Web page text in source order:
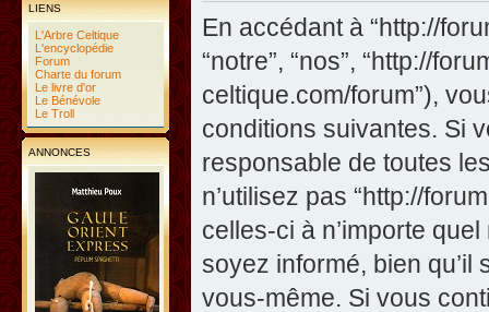
LIENS
L'Arbre Celtique
L'encyclopédie
Forum
Charte du forum
Le livre d'or
Le Bénévole
Le Troll
ANNONCES
En accédant à “http://
“notre”, “nos”, “http://
celtique.com/forum”),
conditions suivantes. Si
responsable de toutes
n’utilisez pas “http://
celles-ci à n’importe
soyez informé, bien
vous-même. Si vous